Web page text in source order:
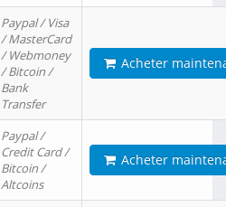
Paypal / Visa
/ MasterCard
/ Webmoney
/ Bitcoin /
Bank
Transfer
Acheter
Paypal /
Credit Card /
Bitcoin /
Altcoins
Acheter